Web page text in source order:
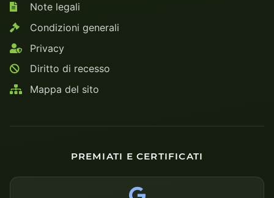
Note legali
Condizioni generali
Privacy
Diritto di recesso
Mappa del sito
PREMIATI E CERTIFICATI